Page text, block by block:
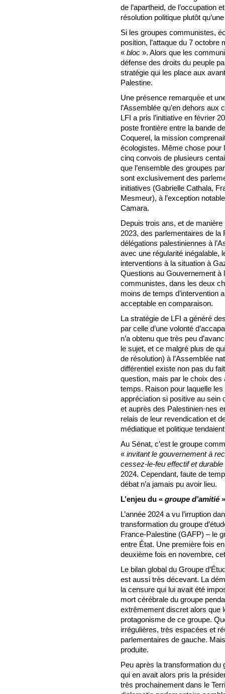
de l’apartheid, de l’occupation
résolution politique plutôt
Si les groupes communistes,
position, l’attaque du 7
« bloc ». Alors que les
défense des droits du peuple
stratégie qui les place aux
Palestine.
Une présence remarquée et
l’Assemblée qu’en dehors
LFI a pris l’initiative en février
poste frontière entre la bande
Coquerel, la mission
écologistes. Même chose pour
cinq convois de plusieurs
que l’ensemble des groupes
sont exclusivement des
initiatives (Gabrielle Cathala,
Mesmeur), à l’exception
Camara.
Depuis trois ans, et de
2023, des parlementaires de
délégations palestiniennes à
avec une régularité inégalable,
interventions à la situation à
Questions au Gouvernement à
communistes, dans les deux
moins de temps d’intervention
acceptable en comparaison.
La stratégie de LFI a généré
par celle d’une volonté
n’a obtenu que très peu
le sujet, et ce malgré plus de
de résolution) à l’Assemblée
différentiel existe non pas du
question, mais par le choix
temps. Raison pour laquelle
appréciation si positive au sein
et auprès des Palestinien·nes
relais de leur revendication et
médiatique et politique
Au Sénat, c’est le groupe
« invitant le gouvernement à
cessez-le-feu effectif et durable
2024. Cependant, faute de
débat n’a jamais pu avoir lieu.
L’enjeu du « groupe d’amitié »
L’année 2024 a vu l’irruption
transformation du groupe
France-Palestine (GAFP) – le
entre État. Une première fois
deuxième fois en novembre,
Le bilan global du Groupe
est aussi très décevant. La
la censure qui lui avait été
mort cérébrale du groupe
extrêmement discret alors que
protagonisme de ce groupe.
irrégulières, très espacées et
parlementaires de gauche.
produite.
Peu après la transformation
qui en avait alors pris la
très prochainement dans le